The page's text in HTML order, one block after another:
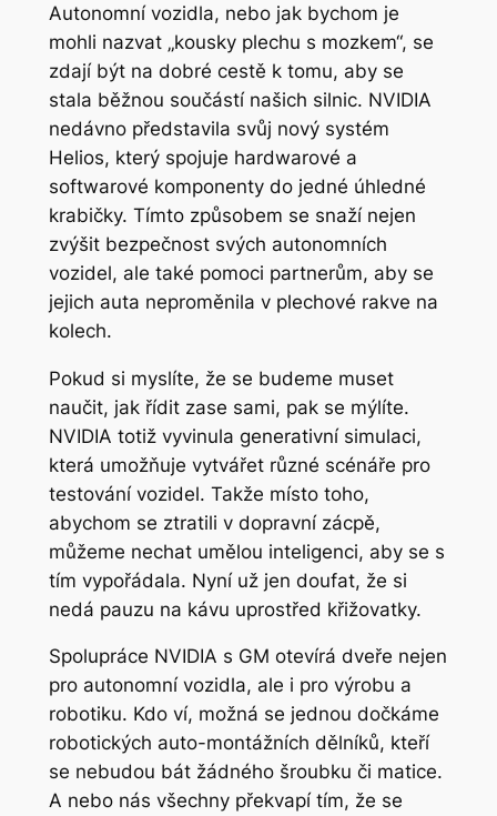
Autonomní vozidla, nebo jak bychom je
mohli nazvat „kousky plechu s mozkem“, se
zdají být na dobré cestě k tomu, aby se
stala běžnou součástí našich silnic. NVIDIA
nedávno představila svůj nový systém
Helios, který spojuje hardwarové a
softwarové komponenty do jedné úhledné
krabičky. Tímto způsobem se snaží nejen
zvýšit bezpečnost svých autonomních
vozidel, ale také pomoci partnerům, aby se
jejich auta neproměnila v plechové rakve na
kolech.
Pokud si myslíte, že se budeme muset
naučit, jak řídit zase sami, pak se mýlíte.
NVIDIA totiž vyvinula generativní simulaci,
která umožňuje vytvářet různé scénáře pro
testování vozidel. Takže místo toho,
abychom se ztratili v dopravní zácpě,
můžeme nechat umělou inteligenci, aby se s
tím vypořádala. Nyní už jen doufat, že si
nedá pauzu na kávu uprostřed křižovatky.
Spolupráce NVIDIA s GM otevírá dveře nejen
pro autonomní vozidla, ale i pro výrobu a
robotiku. Kdo ví, možná se jednou dočkáme
robotických auto-montážních dělníků, kteří
se nebudou bát žádného šroubku či matice.
A nebo nás všechny překvapí tím, že se